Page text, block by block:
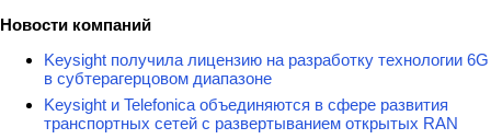
Новости компаний
Keysight получила лицензию на разработку технологии 6G
в субтерагерцовом диапазоне
Keysight и Telefonica объединяются в сфере развития
транспортных сетей с развертыванием открытых RAN